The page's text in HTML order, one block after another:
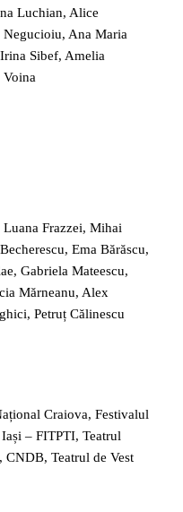
Luchian, Alice
Negucioiu, Ana Maria
Sibef, Amelia
Voina
Frazzei, Mihai
Ema Bărăscu,
Gabriela Mateescu,
Mărneanu, Alex
Petruț Călinescu
Craiova, Festivalul
– FITPTI, Teatrul
CNDB, Teatrul de Vest